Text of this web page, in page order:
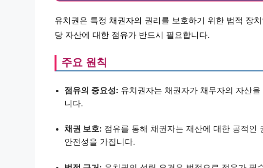
유치권은 특정 채권자의 권리를 보호하기 위한 법적 장
당 자산에 대한 점유가 반드시 필요합니다.
주요 원칙
점유의 중요성: 유치권자는 채권자가 채무자의 자산
니다.
채권 보호: 점유를 통해 채권자는 재산에 대한 공적인
안전성을 가집니다.